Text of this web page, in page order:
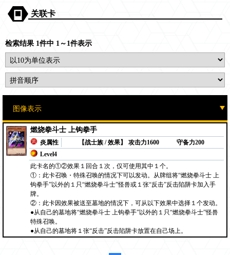
关联卡
检索结果 1件中 1～1件表示
燃烧拳斗士 上钩拳手
炎属性
【战士族 / 效果】
Level4
攻击力1600 守备力200
此卡名的①②效果１回合１次，仅可使用其中１个。
①：此卡召唤・特殊召唤的情况下可以发动。从牌组将“燃烧拳斗士 上
钩拳手”以外的１只“燃烧拳斗士”怪兽或１张“反击”反击陷阱卡加入手
牌。
②：此卡因效果被送至墓地的情况下，可从以下效果中选择１个发动。
●从自己的墓地将“燃烧拳斗士 上钩拳手”以外的１只“燃烧拳斗士”怪兽
特殊召唤。
●从自己的墓地将１张“反击”反击陷阱卡放置在自己场上。